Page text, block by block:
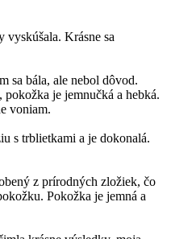
vyskúšala. Krásne sa
sa bála, ale nebol dôvod.
pokožka je jemnučká a hebká.
voniam.
s trblietkami a je dokonalá.
z prírodných zložiek, čo
Pokožka je jemná a